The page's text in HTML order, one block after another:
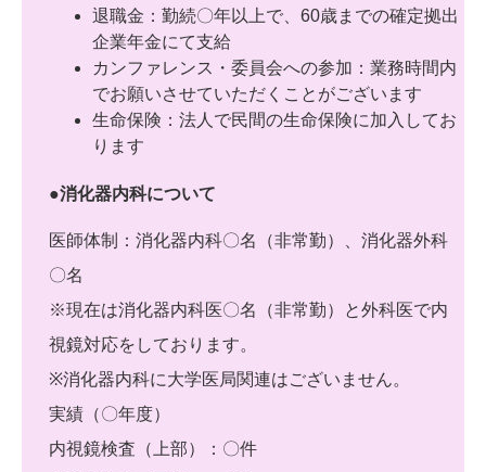
退職金：勤続〇年以上で、60歳までの確定拠出
企業年金にて支給
カンファレンス・委員会への参加：業務時間内
でお願いさせていただくことがございます
生命保険：法人で民間の生命保険に加入してお
ります
●消化器内科について
医師体制：消化器内科〇名（非常勤）、消化器外科
〇名
※現在は消化器内科医〇名（非常勤）と外科医で内
視鏡対応をしております。
※消化器内科に大学医局関連はございません。
実績（〇年度）
内視鏡検査（上部）：〇件